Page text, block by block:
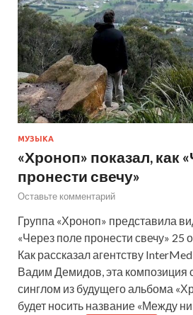
МУЗЫКА
«Хроноп» показал, как
пронести свечу»
Оставьте комментарий
Группа «Хроноп» представила
«Через поле пронести свечу» 25
Как рассказал агентству
Вадим Демидов, эта композиция
синглом из будущего альбома
будет носить название «Между